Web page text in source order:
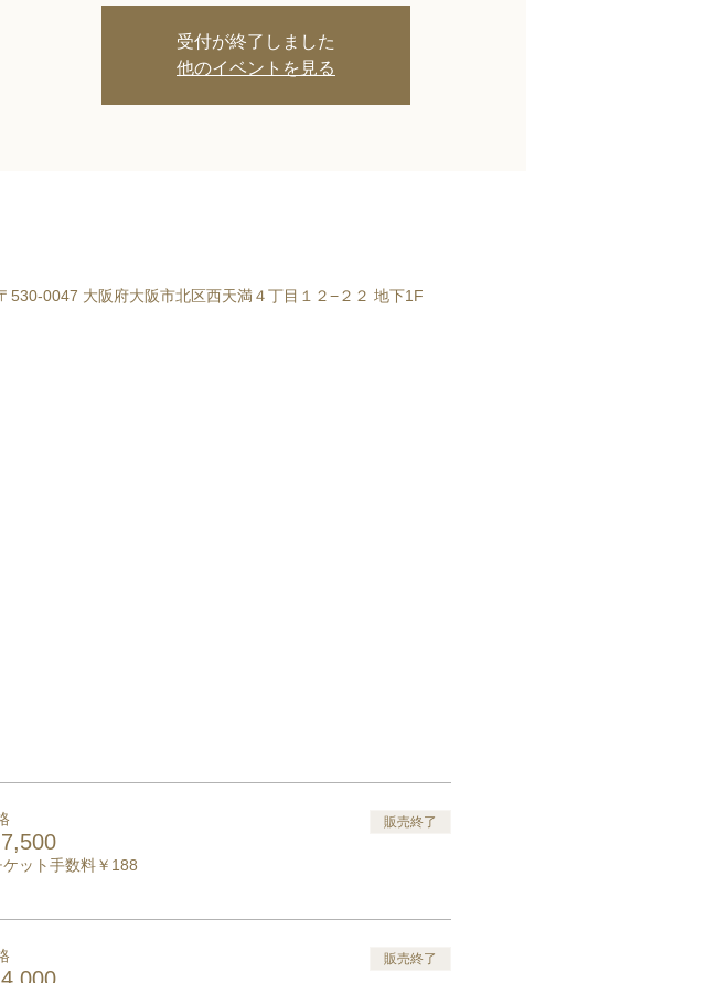
受付が終了しました
他のイベントを見る
0047 大阪府大阪市北区西天満４丁目１２−２２ 地下1F
7,500
ケット手数料￥188
販売終了
販売終了